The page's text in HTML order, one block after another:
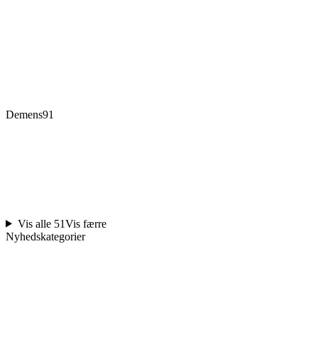
Demens91
Vis alle 51Vis færre
Nyhedskategorier